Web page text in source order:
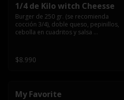
1/4 de Kilo witch Cheesse
Burger de 250 gr. (se recomienda
cocción 3/4), doble queso, pepinillos,
cebolla en cuadritos y salsa
$8.990
My Favorite